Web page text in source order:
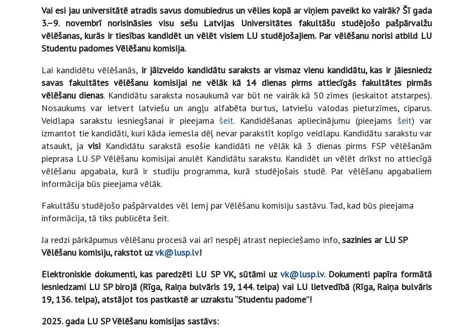
Vai esi jau universitātē atradis savus domubiedrus un vēlies kopā ar viņiem paveikt ko vairāk? Šī gada
3.–9. novembrī norisināsies visu sešu Latvijas Universitātes fakultāšu studējošo pašpārvalžu
vēlēšanas, kurās ir tiesības kandidēt un vēlēt visiem LU studējošajiem. Par vēlēšanu norisi atbild LU
Studentu padomes Vēlēšanu komisija.
Lai kandidētu vēlēšanās, ir jāizveido kandidātu saraksts ar vismaz vienu kandidātu, kas ir jāiesniedz
savas fakultātes vēlēšanu komisijai ne vēlāk kā 14 dienas pirms attiecīgās fakultātes pirmās
vēlēšanu dienas. Kandidātu saraksta nosaukumā var būt ne vairāk kā 50 zīmes (ieskaitot atstarpes).
Nosaukums var ietvert latviešu un angļu alfabēta burtus, latviešu valodas pieturzīmes, ciparus.
Veidlapa sarakstu iesniegšanai ir pieejamašeit. Kandidēšanas apliecinājumu (pieejams šeit) var
izmantot tie kandidāti, kuri kāda iemesla dēļ nevar parakstīt kopīgo veidlapu. Kandidātu sarakstu var
atsaukt, javisi Kandidātu sarakstā esošie kandidāti ne vēlāk kā 3 dienas pirms FSP vēlēšanām
pieprasa LU SP Vēlēšanu komisijai anulēt Kandidātu sarakstu. Kandidēt un vēlēt drīkst no attiecīgā
vēlēšanu apgabala, kurā ir studiju programma, kurā studējošais studē. Par vēlēšanu apgabaliem
informācija būs pieejama vēlāk.
Fakultāšu studējošo pašpārvaldes vēl lemj par Vēlēšanu komisiju sastāvu. Tad, kad būs pieejama
informācija, tā tiks publicēta šeit.
Ja redzi pārkāpumus vēlēšanu procesā vai arī nespēj atrast nepieciešamo info,sazinies ar LU SP
Vēlēšanu komisiju, rakstot uzvk@lusp.lv!
Elektroniskie dokumenti, kas paredzēti LU SP VK, sūtāmi uz vk@lusp.lv. Dokumenti papīra formātā
iesniedzami LU SP birojā (Rīga, Raiņa bulvāris 19, 144. telpa) vai LU lietvedībā (Rīga, Raiņa bulvāris
19, 136. telpa), atstājot tos pastkastē ar uzrakstu “Studentu padome”!
2025. gada LU SP Vēlēšanu komisijas sastāvs: